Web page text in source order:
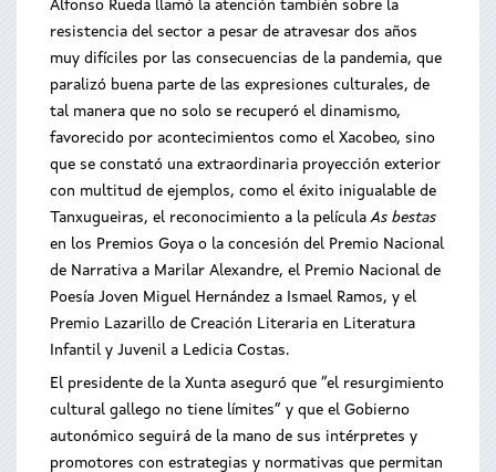
Alfonso Rueda llamó la atención también sobre la
resistencia del sector a pesar de atravesar dos años
muy difíciles por las consecuencias de la pandemia, que
paralizó buena parte de las expresiones culturales, de
tal manera que no solo se recuperó el dinamismo,
favorecido por acontecimientos como el Xacobeo, sino
que se constató una extraordinaria proyección exterior
con multitud de ejemplos, como el éxito inigualable de
Tanxugueiras, el reconocimiento a la películaAs bestas
en los Premios Goya o la concesión del Premio Nacional
de Narrativa a Marilar Alexandre, el Premio Nacional de
Poesía Joven Miguel Hernández a Ismael Ramos, y el
Premio Lazarillo de Creación Literaria en Literatura
Infantil y Juvenil a Ledicia Costas.
El presidente de la Xunta aseguró que “el resurgimiento
cultural gallego no tiene límites” y que el Gobierno
autonómico seguirá de la mano de sus intérpretes y
promotores con estrategias y normativas que permitan